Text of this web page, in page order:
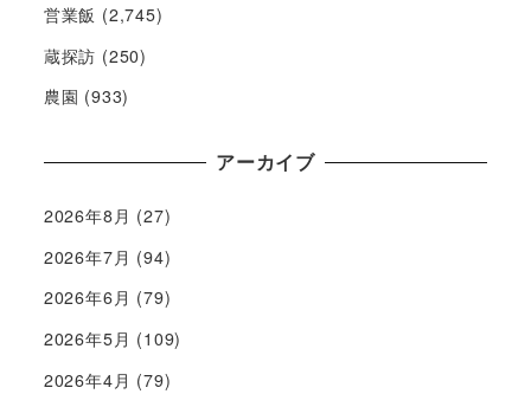
営業飯 (2,745)
蔵探訪 (250)
農園 (933)
アーカイブ
2026年8月 (27)
2026年7月 (94)
2026年6月 (79)
2026年5月 (109)
2026年4月 (79)